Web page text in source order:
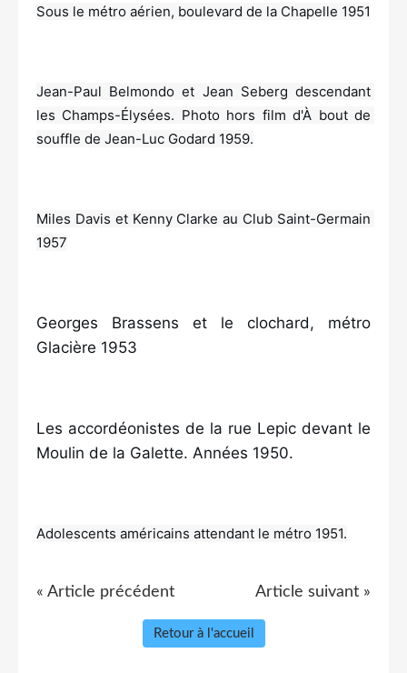
Sous le métro aérien, boulevard de la Chapelle 1951
Jean-Paul Belmondo et Jean Seberg descendant
les Champs-Élysées. Photo hors film d'À bout de
souffle de Jean-Luc Godard 1959.
Miles Davis et Kenny Clarke au Club Saint-Germain
1957
Georges Brassens et le clochard, métro
Glacière 1953
Les accordéonistes de la rue Lepic devant le
Moulin de la Galette. Années 1950.
Adolescents américains attendant le métro 1951.
« Article précédent Article suivant »
Retour à l'accueil